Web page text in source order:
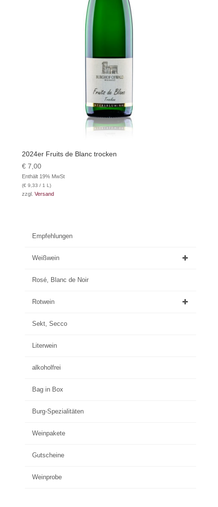
2024er Fruits de Blanc trocken
€7,00
Enthält 19% MwSt
(€9,33 / 1 L)
zzgl. Versand
Empfehlungen
Weißwein
Rosé, Blanc de Noir
Rotwein
Sekt, Secco
Literwein
alkoholfrei
Bag in Box
Burg-Spezialitäten
Weinpakete
Gutscheine
Weinprobe